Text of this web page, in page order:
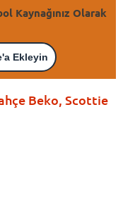
Kaynağınız Olarak
Ekleyin
Beko, Scottie